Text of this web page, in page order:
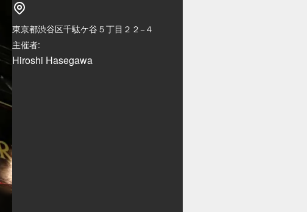
東京都渋谷区千駄ケ谷５丁目２２−４
主催者:
Hiroshi Hasegawa